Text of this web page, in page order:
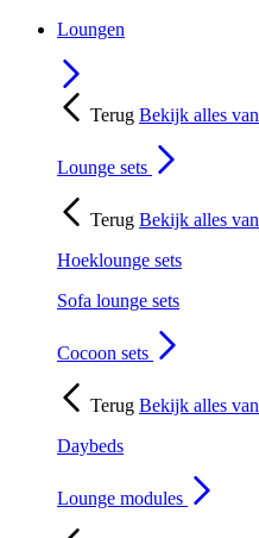
Loungen
Terug Bekijk alles van
Lounge sets
Terug Bekijk alles van
Hoeklounge sets
Sofa lounge sets
Cocoon sets
Terug Bekijk alles van
Daybeds
Lounge modules